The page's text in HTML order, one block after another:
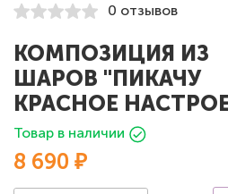
0 отзывов
КОМПОЗИЦИЯ ИЗ
ШАРОВ "ПИКАЧУ
КРАСНОЕ
Товар в наличии
8 690 ₽